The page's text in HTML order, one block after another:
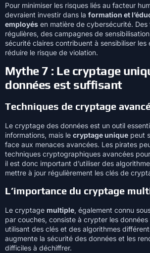
Pour minimiser les risques liés au facteur
devraient investir dans la formation et
employés en matière de cybersécurité. Des
régulières, des campagnes de
sécurité claires contribuent à sensibiliser les
réduire le risque de violation.
Mythe 7 : Le cryptage
données est suffisant
Techniques de cryptage
Le cryptage des données est un outil
informations, mais le cryptage unique peut
face aux menaces avancées. Les pirates
techniques cryptographiques avancées
il est donc important d’utiliser des
mettre à jour régulièrement les clés de
L’importance du cryptage
Le cryptage multiple, également connu
par couches, consiste à crypter les données
utilisant des clés et des algorithmes
augmente la sécurité des données et les
difficiles à déchiffrer.